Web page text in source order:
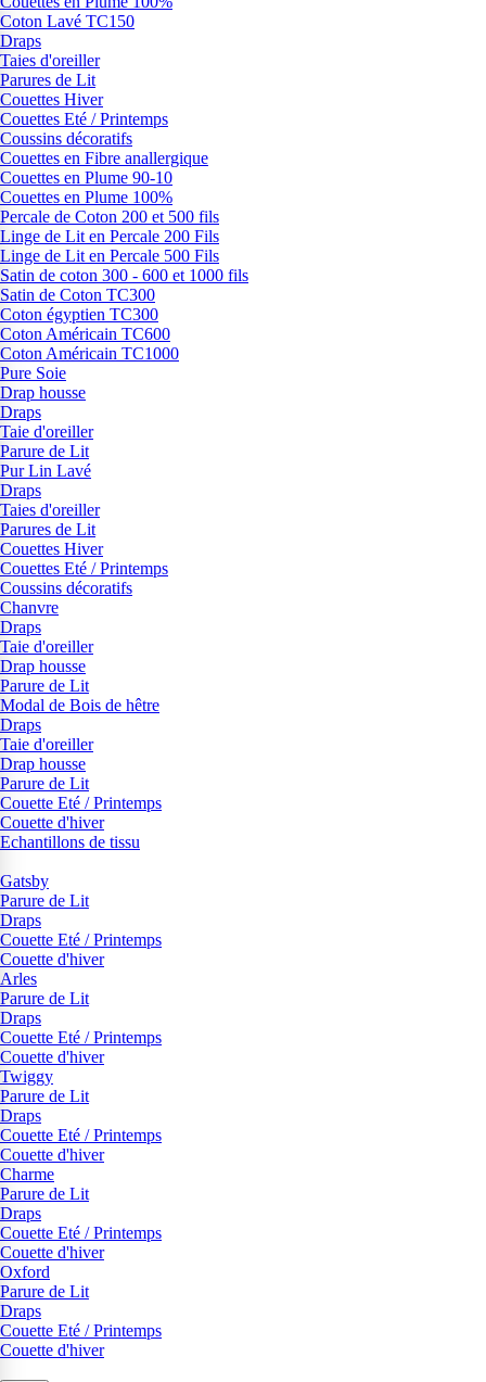
Coton Lavé TC150
Draps
Taies d'oreiller
Parures de Lit
Couettes Hiver
Couettes Eté / Printemps
Coussins décoratifs
Couettes en Fibre anallergique
Couettes en Plume 90-10
Couettes en Plume 100%
Percale de Coton 200 et 500 fils
Linge de Lit en Percale 200 Fils
Linge de Lit en Percale 500 Fils
Satin de coton 300 - 600 et 1000 fils
Satin de Coton TC300
Coton égyptien TC300
Coton Américain TC600
Coton Américain TC1000
Pure Soie
Drap housse
Draps
Taie d'oreiller
Parure de Lit
Pur Lin Lavé
Draps
Taies d'oreiller
Parures de Lit
Couettes Hiver
Couettes Eté / Printemps
Coussins décoratifs
Chanvre
Draps
Taie d'oreiller
Drap housse
Parure de Lit
Modal de Bois de hêtre
Draps
Taie d'oreiller
Drap housse
Parure de Lit
Couette Eté / Printemps
Couette d'hiver
Echantillons de tissu
Gatsby
Parure de Lit
Draps
Couette Eté / Printemps
Couette d'hiver
Arles
Parure de Lit
Draps
Couette Eté / Printemps
Couette d'hiver
Twiggy
Parure de Lit
Draps
Couette Eté / Printemps
Couette d'hiver
Charme
Parure de Lit
Draps
Couette Eté / Printemps
Couette d'hiver
Oxford
Parure de Lit
Draps
Couette Eté / Printemps
Couette d'hiver